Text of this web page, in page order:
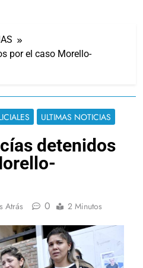
por el caso Morello-
ULTIMAS NOTICIAS
detenidos
Atrás 0 2 Minutos